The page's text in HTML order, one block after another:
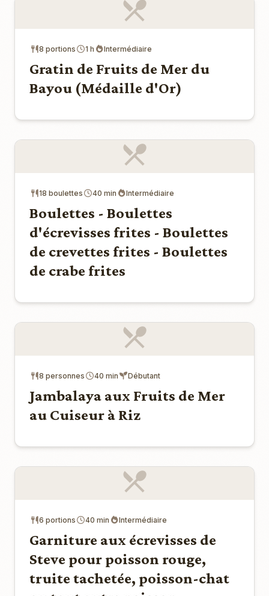
8 portions 1 h Intermédiaire
Gratin de Fruits de Mer du
Bayou (Médaille d'Or)
18 boulettes 40 min Intermédiaire
Boulettes - Boulettes
d'écrevisses frites - Boulettes
de crevettes frites - Boulettes
de crabe frites
8 personnes 40 min Débutant
Jambalaya aux Fruits de Mer
au Cuiseur à Riz
6 portions 40 min Intermédiaire
Garniture aux écrevisses de
Steve pour poisson rouge,
truite tachetée, poisson-chat